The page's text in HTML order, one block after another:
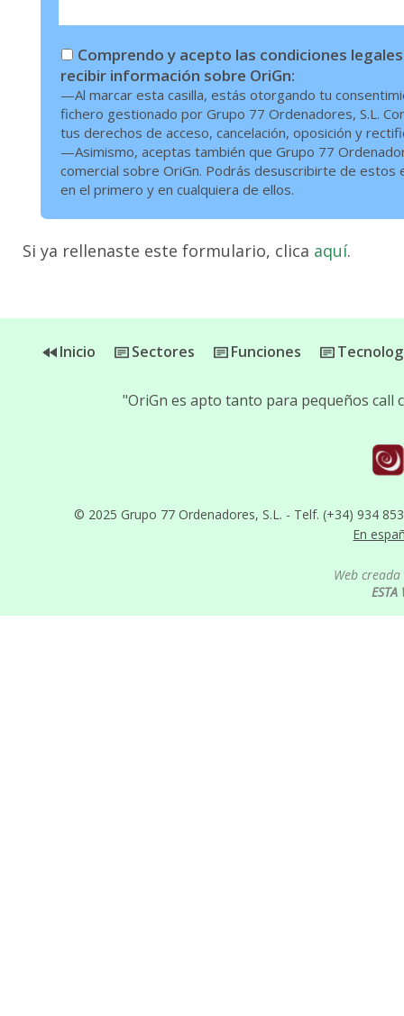
Comprendo y acepto las condiciones
recibir información sobre OriGn:
—Al marcar esta casilla, estás otorgando tu
fichero gestionado por Grupo 77 Ordenadores, S.L.
tus derechos de acceso, cancelación, oposición y
—Asimismo, aceptas también que Grupo 77
comercial sobre OriGn. Podrás desuscribirte de estos
en el primero y en cualquiera de ellos.
Si ya rellenaste este formulario, clica aquí.
Inicio Sectores Funciones
© 2025 Grupo 77 Ordenadores, S.L. - Telf. (+34) 934
En
"OriGn es apto tanto para pequeños
Web
ESTA